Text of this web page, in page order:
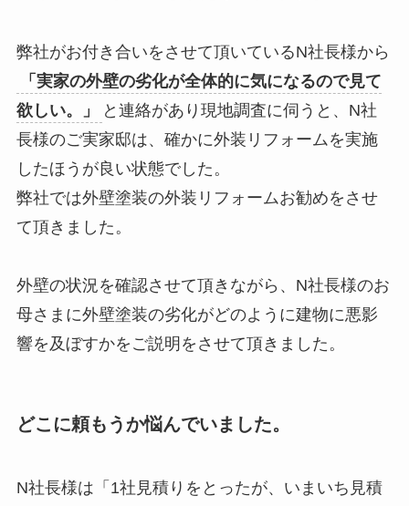
弊社がお付き合いをさせて頂いているN社長様から
「実家の外壁の劣化が全体的に気になるので見て
欲しい。」
と連絡があり現地調査に伺うと、N社
長様のご実家邸は、確かに外装リフォームを実施
したほうが良い状態でした。
弊社では外壁塗装の外装リフォームお勧めをさせ
て頂きました。
外壁の状況を確認させて頂きながら、N社長様のお
母さまに外壁塗装の劣化がどのように建物に悪影
響を及ぼすかをご説明をさせて頂きました。
どこに頼もうか悩んでいました。
N社長様は「1社見積りをとったが、いまいち見積